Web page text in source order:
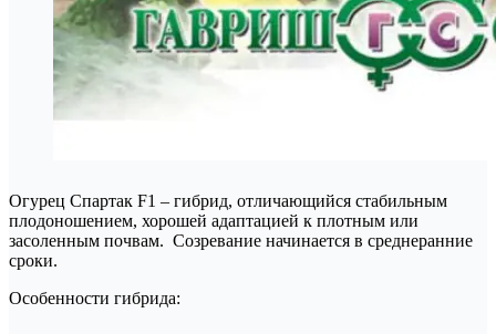
Огурец Спартак F1 – гибрид, отличающийся стабильным
плодоношением, хорошей адаптацией к плотным или
засоленным почвам. Созревание начинается в среднеранние
сроки.
Особенности гибрида: